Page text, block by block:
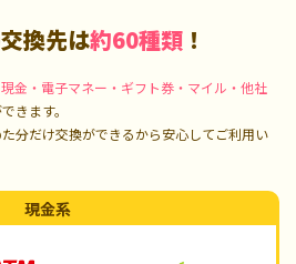
換先は約60種類 ！
現金・電子マネー・ギフト券・マイル・他社
きます。
分だけ交換ができるから安心してご利用い
現金系